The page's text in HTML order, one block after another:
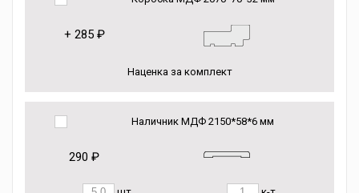
+ 285 ₽
Наценка за комплект
Наличник МДФ 2150*58*6 мм
290 ₽